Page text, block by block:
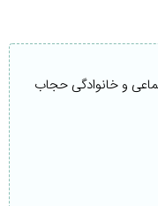
و خانوادگی حجاب